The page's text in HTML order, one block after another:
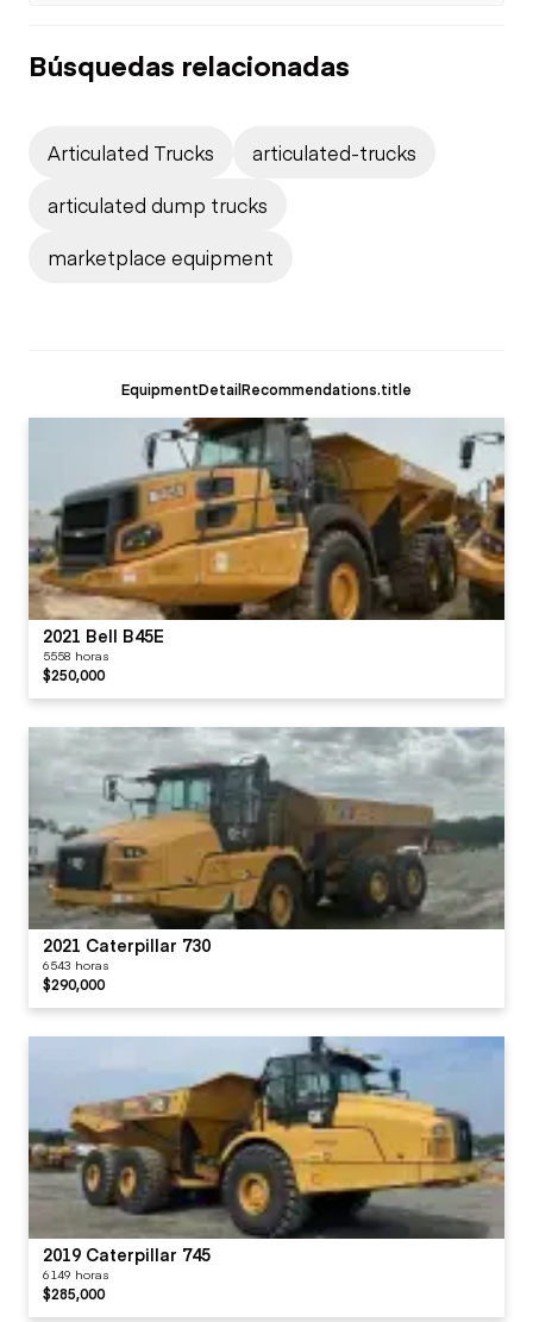
Búsquedas relacionadas
Articulated Trucks
articulated-trucks
articulated dump trucks
marketplace equipment
EquipmentDetailRecommendations.title
2021 Bell B45E
5558 horas
$250,000
2021 Caterpillar 730
6543 horas
$290,000
2019 Caterpillar 745
6149 horas
$285,000